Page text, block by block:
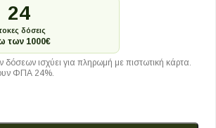
24
δόσεις
των 1000€
ισχύει για πληρωμή με πιστωτική κάρτα.
ΦΠΑ 24%.